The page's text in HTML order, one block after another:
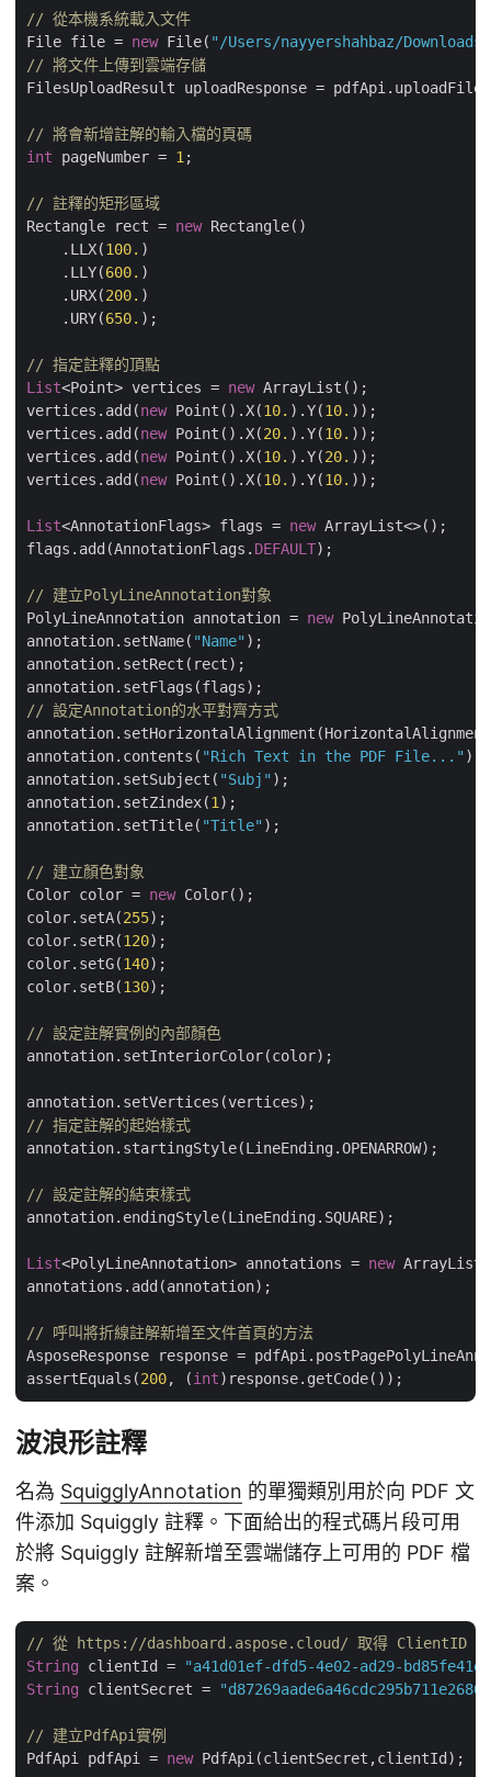
// 從本機系統載入文件
File file = new File( "/Users/nayyershahbaz/
// 將文件上傳到雲端存儲
FilesUploadResult uploadResponse =
// 將會新增註解的輸入檔的頁碼
int pageNumber = 1 ;
// 註釋的矩形區域
Rectangle rect = new Rectangle()
    .LLX(
100. )
    .LLY(
600. )
    .URX(
200. )
    .URY(
650. );
// 指定註釋的頂點
List<Point> vertices = new ArrayList();
vertices.add(new Point().X(10. ).Y(10. ));
vertices.add(new Point().X(20. ).Y(10. ));
vertices.add(new Point().X(10. ).Y(20. ));
vertices.add(new Point().X(10. ).Y(10. ));
List<AnnotationFlags> flags = new ArrayList<>();
flags.add(AnnotationFlags. DEFAULT);
// 建立PolyLineAnnotation對象
PolyLineAnnotation annotation = new
annotation.setName( "Name" );
annotation.setRect(rect);
// 設定Annotation的水平對齊方式
annotation.contents( "Rich Text in the PDF File..." );
annotation.setSubject( "Subj" );
annotation.setZindex(1 );
annotation.setTitle( "Title" );
// 建立顏色對象
Color color = new Color();
color.setA(255);
color.setR(120);
color.setG(140);
color.setB(130);
// 設定註解實例的內部顏色
annotation.setInteriorColor(color);
// 指定註解的起始樣式
annotation.startingStyle(LineEnding.OPENARROW);
// 設定註解的結束樣式
annotation.endingStyle(LineEnding.SQUARE);
List<PolyLineAnnotation> annotations = new
annotations.add(annotation);
// 呼叫將折線註解新增至文件首頁的方法
AsposeResponse response =
assertEquals(200, (int
波浪形註釋
名為 SquigglyAnnotation 的單獨類別用於向 PDF 文
件添加 Squiggly 註釋。下面給出的程式碼片段可用
於將 Squiggly 註解新增至雲端儲存上可用的 PDF 檔
案。
// 從 https://dashboard.aspose.cloud/ 取得 ClientID
String clientId =
"a41d01ef-dfd5-4e02-ad29-
String clientSecret =
// 建立PdfApi實例
PdfApi pdfApi = new PdfApi(clientSecret,clientId);